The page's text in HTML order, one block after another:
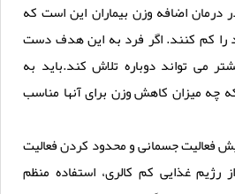
اضافه وزن بیماران این است که
را کم کنند. اگر فرد به این هدف دست
می تواند دوباره تلاش کند.باید به
چه میزان کاهش وزن برای آنها مناسب
فعالیت جسمانی و محدود کردن فعالیت
غذایی کم کالری، استفاده منظم